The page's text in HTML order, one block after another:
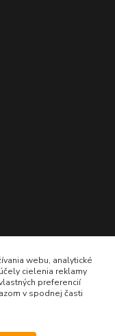
webu, analytické
cielenia reklamy
preferencií
v spodnej časti